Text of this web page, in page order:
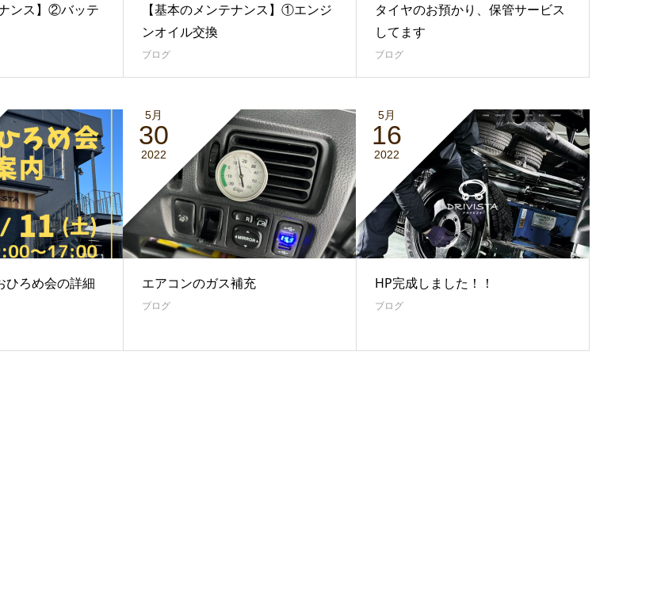
ンス】②バッテ
【基本のメンテナンス】①エンジ
ンオイル交換
ブログ
タイヤのお預かり、保管サービス
してます
ブログ
ろめ会の詳細
5月
30
2022
エアコンのガス補充
ブログ
5月
16
2022
HP完成しました！！
ブログ